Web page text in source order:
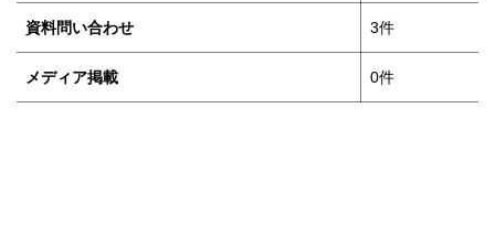
資料問い合わせ 3件
メディア掲載 0件